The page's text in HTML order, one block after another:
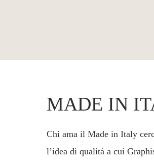
MADE IN
Chi ama il Made in Italy
l’idea di qualità a cui